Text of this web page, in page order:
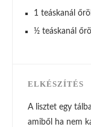
1 teáskanál
½ teáskanál
ELKÉSZÍTÉS
A lisztet egy
amiből ha nem